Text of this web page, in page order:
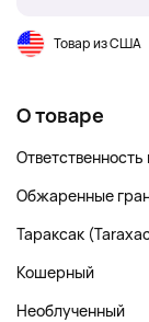
Товар из США
О товаре
Обжаренные
Тараксак
Кошерный
Необлученный